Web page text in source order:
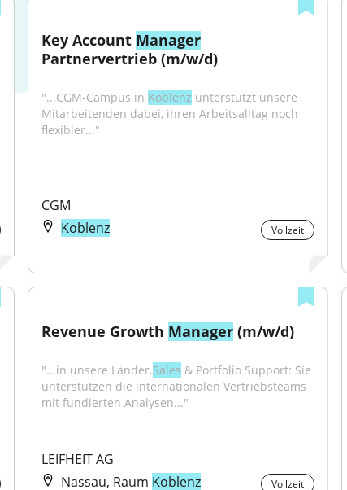
Key Account Manager
Partnervertrieb (m/w/d)
"...CGM-Campus in Koblenz unterstützt unsere
Mitarbeitenden dabei, ihren Arbeitsalltag noch
flexibler..."
CGM
Koblenz
Vollzeit
Revenue Growth Manager (m/w/d)
"...in unsere Länder.Sales & Portfolio Support: Sie
unterstützen die internationalen Vertriebsteams
mit fundierten Analysen..."
LEIFHEIT AG
Nassau, Raum Koblenz Vollzeit